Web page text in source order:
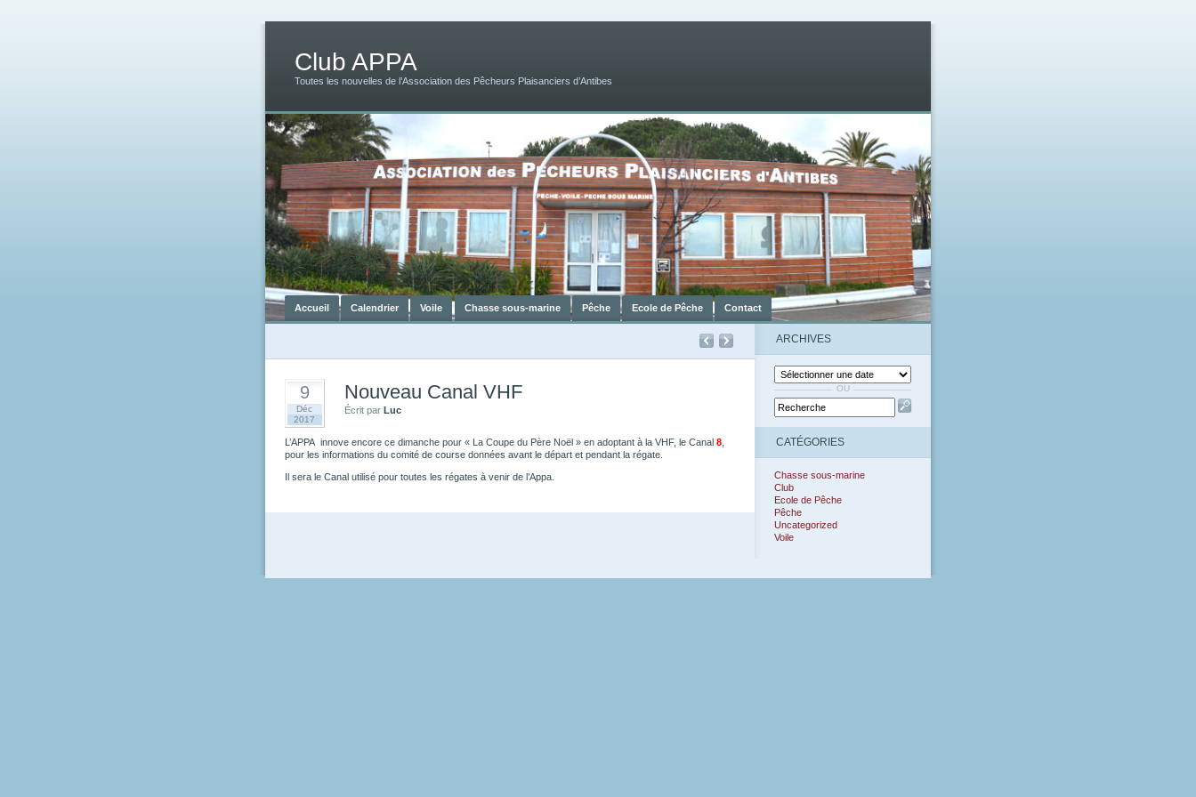
Club APPA
Toutes les nouvelles de l’Association des Pêcheurs Plaisanciers d’Antibes
Accueil Calendrier Voile Chasse sous-marine Pêche Ecole de Pêche Contact
9
Déc
2017
Nouveau Canal VHF
Écrit par Luc
L’APPA innove encore ce dimanche pour « La Coupe du Père Noël » en adoptant à la VHF, le Canal 8
pour les informations du comité de course données avant le départ et pendant la régate.
Il sera le Canal utilisé pour toutes les régates à venir de l’Appa.
ARCHIVES
OU
CATÉGORIES
Chasse sous-marine
Club
Ecole de Pêche
Pêche
Uncategorized
Voile